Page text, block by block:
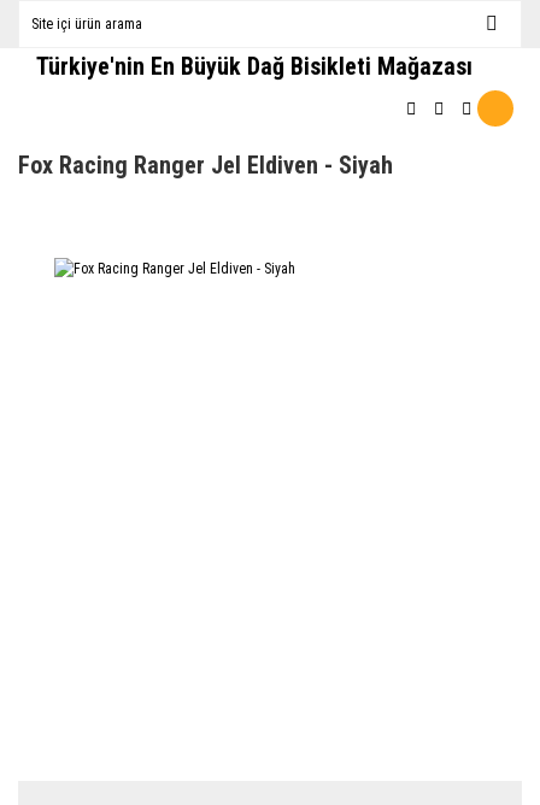
Türkiye'nin En Büyük Dağ Bisikleti Mağazası
Fox Racing Ranger Jel Eldiven - Siyah